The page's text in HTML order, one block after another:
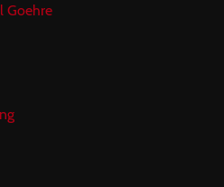
Goehre